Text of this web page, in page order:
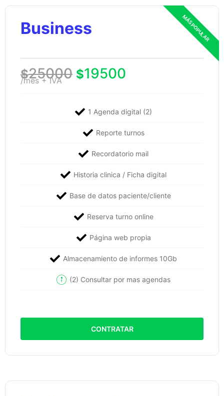
Business
$25000 $19500
/mes + IVA
1 Agenda digital (2)
Reporte turnos
Recordatorio mail
Historia clinica / Ficha digital
Base de datos paciente/cliente
Reserva turno online
Página web propia
Almacenamiento de informes 10Gb
(2) Consultar por mas agendas
CONTRATAR